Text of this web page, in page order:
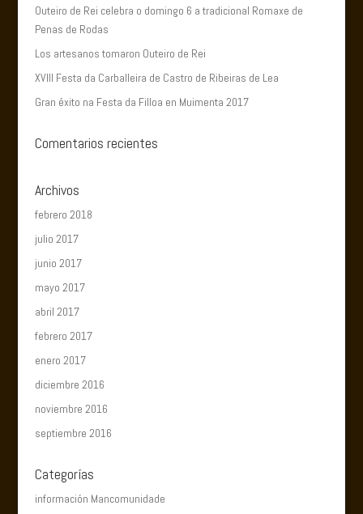
Outeiro de Rei celebra o domingo 6 a tradicional Romaxe de
Penas de Rodas
Los artesanos tomaron Outeiro de Rei
XVIII Festa da Carballeira de Castro de Ribeiras de Lea
Gran éxito na Festa da Filloa en Muimenta 2017
Comentarios recientes
Archivos
febrero 2018
julio 2017
junio 2017
mayo 2017
abril 2017
febrero 2017
enero 2017
diciembre 2016
noviembre 2016
septiembre 2016
Categorías
información Mancomunidade